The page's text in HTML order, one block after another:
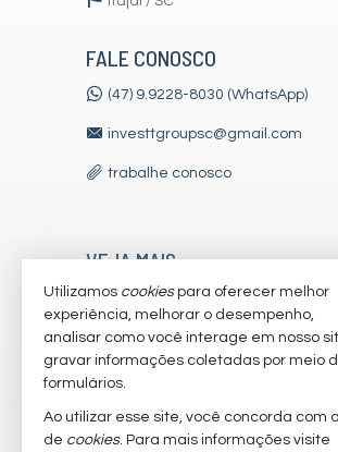
FALE CONOSCO
(47) 9.9228-8030 (WhatsApp)
investtgroupsc@gmail.com
trabalhe conosco
VEJA MAIS
receba nosso newsletter
indicadores financeiros
imóveis favoritos
Utilizamos cookiespara oferecer melhor
experiência, melhorar o desempenho,
analisar como você interage em nosso
gravar informações coletadas por meio
formulários.
Ao utilizar esse site, você concorda com
de cookies. Para mais informações visite